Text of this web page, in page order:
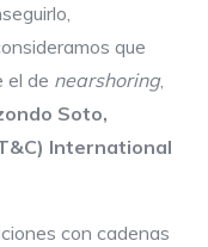
que
el de nearshoring,
Soto,
International
con cadenas